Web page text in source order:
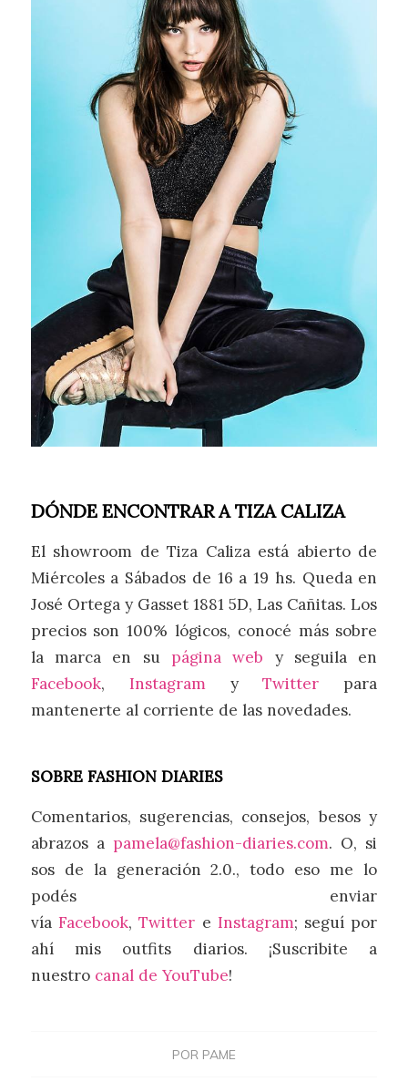
DÓNDE ENCONTRAR A TIZA CALIZA
El showroom de Tiza Caliza está abierto de
Miércoles a Sábados de 16 a 19 hs. Queda en
José Ortega y Gasset 1881 5D, Las Cañitas. Los
precios son 100% lógicos, conocé más sobre
la marca en su página web y seguila en
Facebook, Instagram yTwitter para
mantenerte al corriente de las novedades.
SOBRE FASHION DIARIES
Comentarios, sugerencias, consejos, besos y
abrazos a pamela@fashion-diaries.com. O, si
sos de la generación 2.0., todo eso me lo
podés enviar
vía Facebook,Twitter e Instagram; seguí por
ahí mis outfits diarios. ¡Suscribite a
nuestro canal de YouTube!
POR PAME